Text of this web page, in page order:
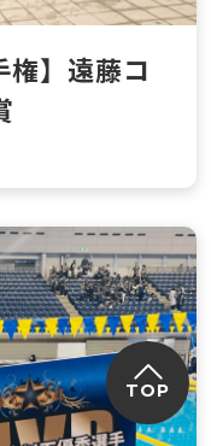
権】遠藤コ
TOP